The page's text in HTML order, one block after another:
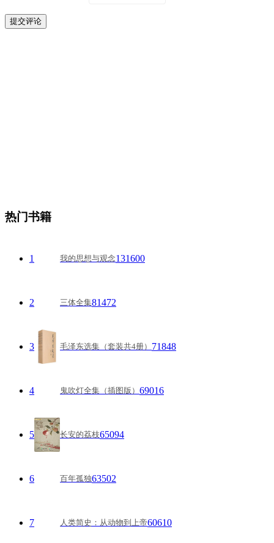
热门书籍
1 我的思想与观念131600
2 三体全集81472
3 毛泽东选集（套装共4册） 71848
4 鬼吹灯全集（插图版） 69016
5 长安的荔枝65094
6 百年孤独63502
7 人类简史：从动物到上帝60610